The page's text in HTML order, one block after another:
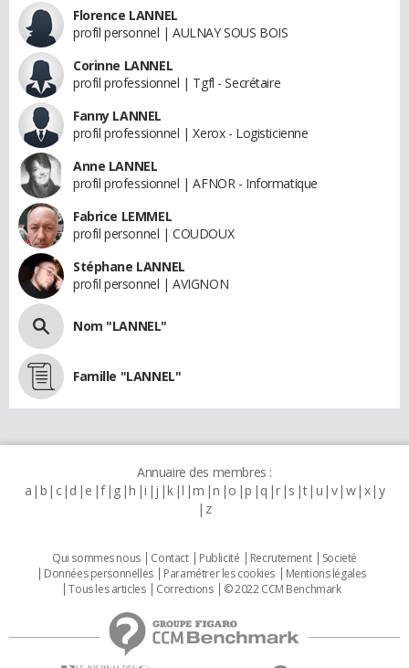
Florence LANNEL
profil personnel | AULNAY SOUS BOIS
Corinne LANNEL
profil professionnel | Tgfl - Secrétaire
Fanny LANNEL
profil professionnel | Xerox - Logisticienne
Anne LANNEL
profil professionnel | AFNOR - Informatique
Fabrice LEMMEL
profil personnel | COUDOUX
Stéphane LANNEL
profil personnel | AVIGNON
Nom "LANNEL"
Famille "LANNEL"
Annuaire des membres :
a b c d e f g h i j k l m n o p q r s t u v w x y
z
Qui sommes nous Contact Publicité Recrutement
Societé
Données personnelles
Paramétrer les cookies
Mentions légales
Tous les articles
Corrections © 2022 CCM Benchmark